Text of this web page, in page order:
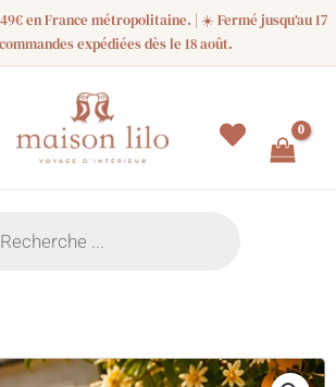
en France métropolitaine. | ☀️ Fermé jusqu’au 17
expédiées dès le 18 août.